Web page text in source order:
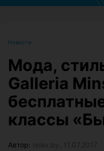
Новости
Мода,
Galleria
классы
Автор: